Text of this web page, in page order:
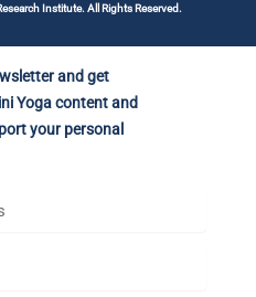
Institute. All Rights Reserved.
and get
Yoga content and
your personal